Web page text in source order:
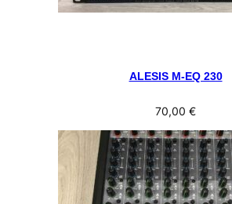
ALESIS M-EQ 230
70,00 €